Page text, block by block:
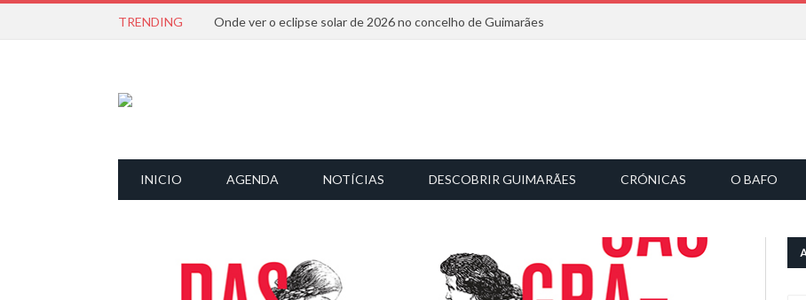
TRENDING Onde ver o eclipse solar de 2026 no concelho de Guimarães
INICIO AGENDA NOTÍCIAS DESCOBRIR GUIMARÃES CRÓNICAS O BAFO